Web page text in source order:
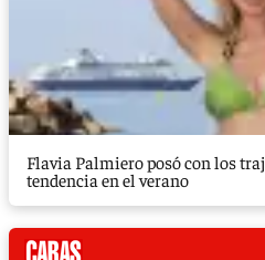
Flavia Palmiero posó con los
tendencia en el verano